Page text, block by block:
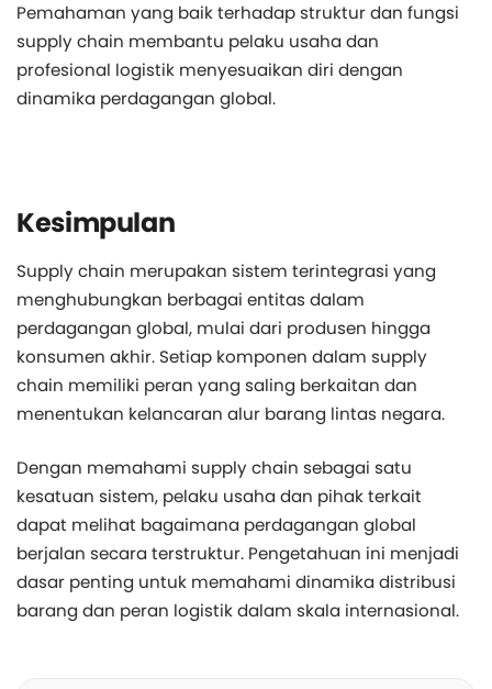
Pemahaman yang baik terhadap struktur dan fungsi
supply chain membantu pelaku usaha dan
profesional logistik menyesuaikan diri dengan
dinamika perdagangan global.
Kesimpulan
Supply chain merupakan sistem terintegrasi yang
menghubungkan berbagai entitas dalam
perdagangan global, mulai dari produsen hingga
konsumen akhir. Setiap komponen dalam supply
chain memiliki peran yang saling berkaitan dan
menentukan kelancaran alur barang lintas negara.
Dengan memahami supply chain sebagai satu
kesatuan sistem, pelaku usaha dan pihak terkait
dapat melihat bagaimana perdagangan global
berjalan secara terstruktur. Pengetahuan ini menjadi
dasar penting untuk memahami dinamika distribusi
barang dan peran logistik dalam skala internasional.